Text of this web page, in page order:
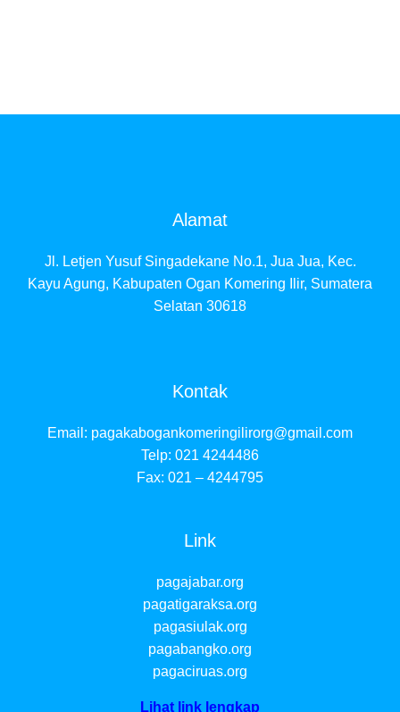
Alamat
Jl. Letjen Yusuf Singadekane No.1, Jua Jua, Kec.
Kayu Agung, Kabupaten Ogan Komering Ilir, Sumatera
Selatan 30618
Kontak
Email: pagakabogankomeringilirorg@gmail.com
Telp: 021 4244486
Fax: 021 – 4244795
Link
pagajabar.org
pagatigaraksa.org
pagasiulak.org
pagabangko.org
pagaciruas.org
Lihat link lengkap